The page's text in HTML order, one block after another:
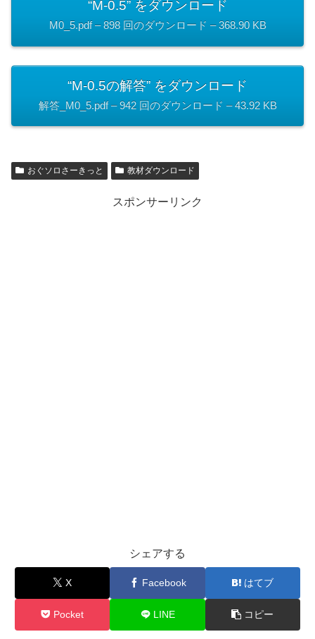
“M-0.5” をダウンロード
M0_5.pdf – 898 回のダウンロード – 368.90 KB
“M-0.5の解答” をダウンロード
解答_M0_5.pdf – 942 回のダウンロード – 43.92 KB
おぐソロさーきっと 教材ダウンロード
スポンサーリンク
シェアする
X Facebook はてブ
Pocket LINE コピー